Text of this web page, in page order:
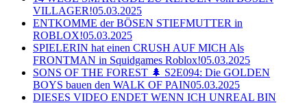
VILLAGER!05.03.2025
ENTKOMME der BÖSEN STIEFMUTTER in
ROBLOX!05.03.2025
SPIELERIN hat einen CRUSH AUF MICH Als
FRONTMAN in Squidgames Roblox!05.03.2025
SONS OF THE FOREST 🌲 S2E094: Die GOLDEN
BOYS bauen den WALK OF PAIN05.03.2025
DIESES VIDEO ENDET WENN ICH UNREAL BIN